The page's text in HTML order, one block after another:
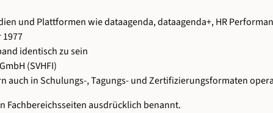
und Plattformen wie dataagenda, dataagenda+, HR
identisch zu sein
(SVHFI)
auch in Schulungs-, Tagungs- und Zertifizierungsformaten
Fachbereichsseiten ausdrücklich benannt.